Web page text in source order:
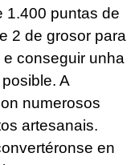
1.400 puntas de
2 de grosor para
conseguir unha
A
numerosos
artesanais.
en